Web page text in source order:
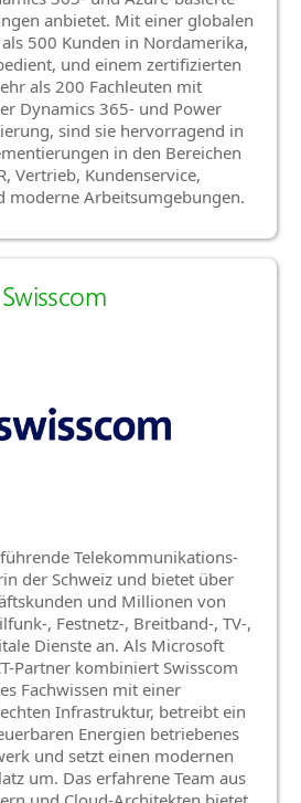
anbietet. Mit einer globalen
500 Kunden in Nordamerika,
und einem zertifizierten
als 200 Fachleuten mit
Dynamics 365- und Power
sind sie hervorragend in
in den Bereichen
Vertrieb, Kundenservice,
moderne Arbeitsumgebungen.
Swisscom
Telekommunikations-
der Schweiz und bietet über
und Millionen von
, Festnetz-, Breitband-, TV-,
Dienste an. Als Microsoft
Partner kombiniert Swisscom
Fachwissen mit einer
Infrastruktur, betreibt ein
Energien betriebenes
und setzt einen modernen
um. Das erfahrene Team aus